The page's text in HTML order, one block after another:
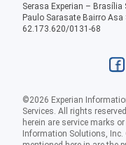
Serasa Experian – Brasília
Paulo Sarasate Bairro Asa
62.173.620/0131-68
©2026 Experian
Services. All rights
herein are service marks
Information Solutions, Inc.